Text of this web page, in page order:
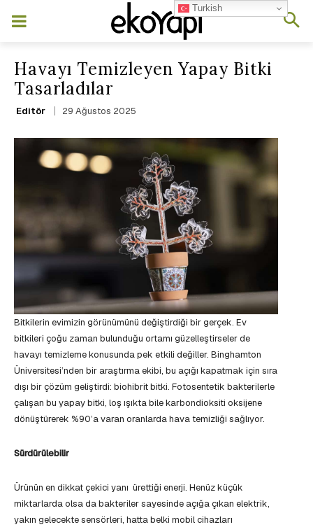
Havayı Temizleyen Yapay Bitki
Tasarladılar
Editör 29 Ağustos 2025
Bitkilerin evimizin görünümünü değiştirdiği bir gerçek. Ev
bitkileri çoğu zaman bulunduğu ortamı güzelleştirseler de
havayı temizleme konusunda pek etkili değiller. Binghamton
Üniversitesi’nden bir araştırma ekibi, bu açığı kapatmak için sıra
dışı bir çözüm geliştirdi: biohibrit bitki. Fotosentetik bakterilerle
çalışan bu yapay bitki, loş ışıkta bile karbondioksiti oksijene
dönüştürerek %90’a varan oranlarda hava temizliği sağlıyor.
Sürdürülebilir
Ürünün en dikkat çekici yanı ürettiği enerji. Henüz küçük
miktarlarda olsa da bakteriler sayesinde açığa çıkan elektrik,
yakın gelecekte sensörleri, hatta belki mobil cihazları
Turkish